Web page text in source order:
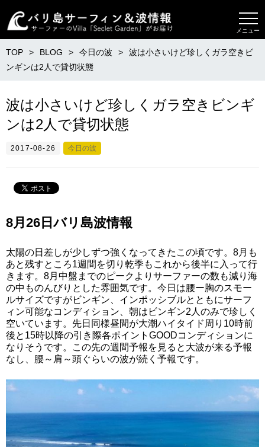
メニュー
TOP BLOG 今日の波
波は小さいけど珍しくガラ空きビ
ンギンは2人で貸切状態
波は小さいけど珍しくガラ空きビンギ
ンは2人で貸切状態
2017-08-26 今日の波
8月26日バリ島波情報
太陽の日差しが少しずつ強くなってきたこの頃です。8月も
あと残すところ1週間を切り乾季もこれから後半に入って行
きます。8月中盤までのピークよりサーファーの数も減り海
の中ものんびりとした雰囲気です。今日は腰ー胸のスモー
ルサイズですがビンギン、インポッシブルとともにサーフ
ィン可能なコンディション、朝はビンギン2人のみで珍しく
空いています。先日同様昼間が大潮ハイタイド周り10時前
後と15時以降の引き際各ポイントGOODコンディションに
なりそうです。この先の週間予報を見ると大波が来る予報
なし、腰～肩～頭ぐらいの波が続く予報です。